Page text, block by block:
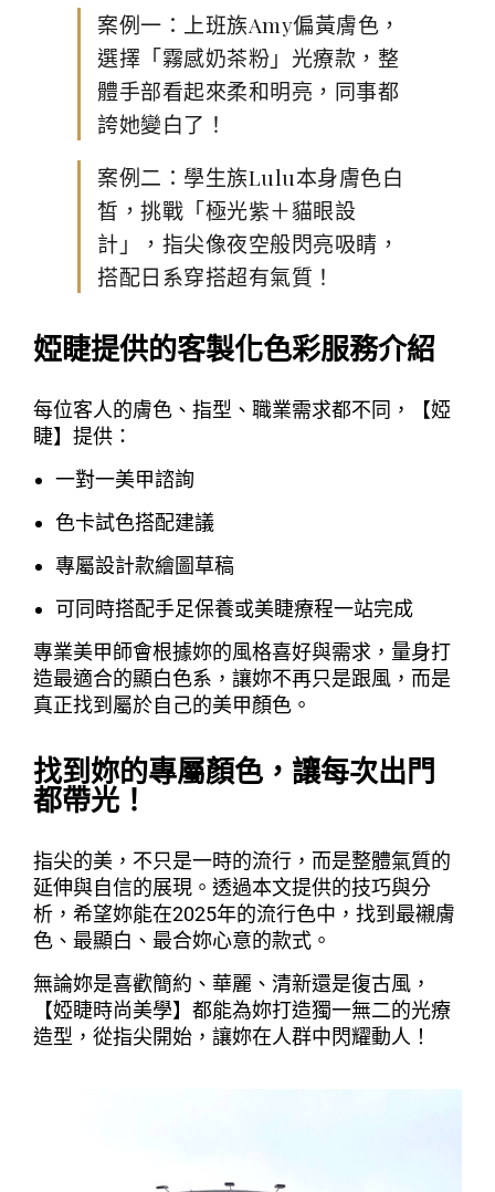
案例一：上班族Amy偏黃膚色，
選擇「霧感奶茶粉」光療款，整
體手部看起來柔和明亮，同事都
誇她變白了！
案例二：學生族Lulu本身膚色白
皙，挑戰「極光紫＋貓眼設
計」，指尖像夜空般閃亮吸睛，
搭配日系穿搭超有氣質！
婭睫提供的客製化色彩服務介紹
每位客人的膚色、指型、職業需求都不同，【婭
睫】提供：
一對一美甲諮詢
色卡試色搭配建議
專屬設計款繪圖草稿
可同時搭配手足保養或美睫療程一站完成
專業美甲師會根據妳的風格喜好與需求，量身打
造最適合的顯白色系，讓妳不再只是跟風，而是
真正找到屬於自己的美甲顏色。
找到妳的專屬顏色，讓每次出門
都帶光！
指尖的美，不只是一時的流行，而是整體氣質的
延伸與自信的展現。透過本文提供的技巧與分
析，希望妳能在2025年的流行色中，找到最襯膚
色、最顯白、最合妳心意的款式。
無論妳是喜歡簡約、華麗、清新還是復古風，
【婭睫時尚美學】都能為妳打造獨一無二的光療
造型，從指尖開始，讓妳在人群中閃耀動人！